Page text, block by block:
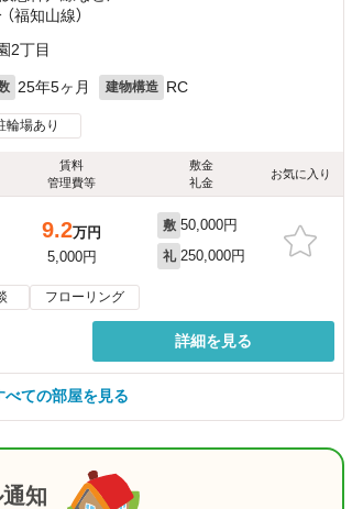
（福知山線）
2丁目
25年5ヶ月 建物構造 RC
輪場あり
賃料
管理費等
敷金
礼金
お気に入り
9.2万円
5,000円
敷 50,000円
礼 250,000円
フローリング
詳細を見る
ての部屋を見る
知